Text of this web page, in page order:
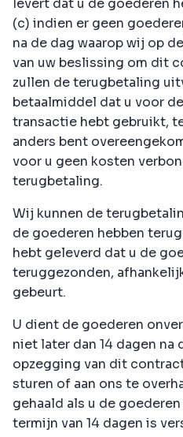
levert dat u de goederen
(c) indien er geen
na de dag waarop wij op
van uw beslissing om dit
zullen de terugbetaling
betaalmiddel dat u voor
transactie hebt gebruikt,
anders bent
voor u geen kosten
terugbetaling.
Wij kunnen de
de goederen hebben
hebt geleverd dat u de
teruggezonden,
gebeurt.
U dient de goederen
niet later dan 14 dagen na
opzegging van dit
sturen of aan ons te
gehaald als u de
termijn van 14 dagen is